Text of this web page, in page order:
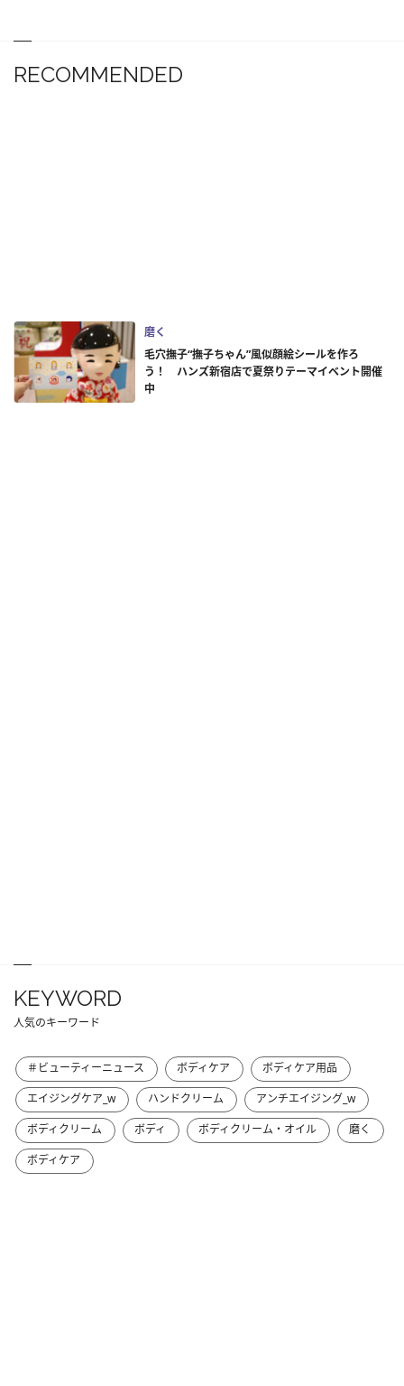
RECOMMENDED
磨く
毛穴撫子“撫子ちゃん”風似顔絵シールを作ろ
う！ ハンズ新宿店で夏祭りテーマイベント開催
中
KEYWORD
人気のキーワード
＃ビューティーニュース ボディケア
ボディケア用品
エイジングケア_w
ハンドクリーム
アンチエイジング_w
ボディクリーム
ボディ ボディクリーム・オイル
磨く
ボディケア